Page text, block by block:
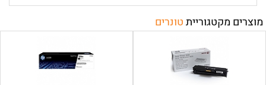
מוצרים מקטגורייתטונרים